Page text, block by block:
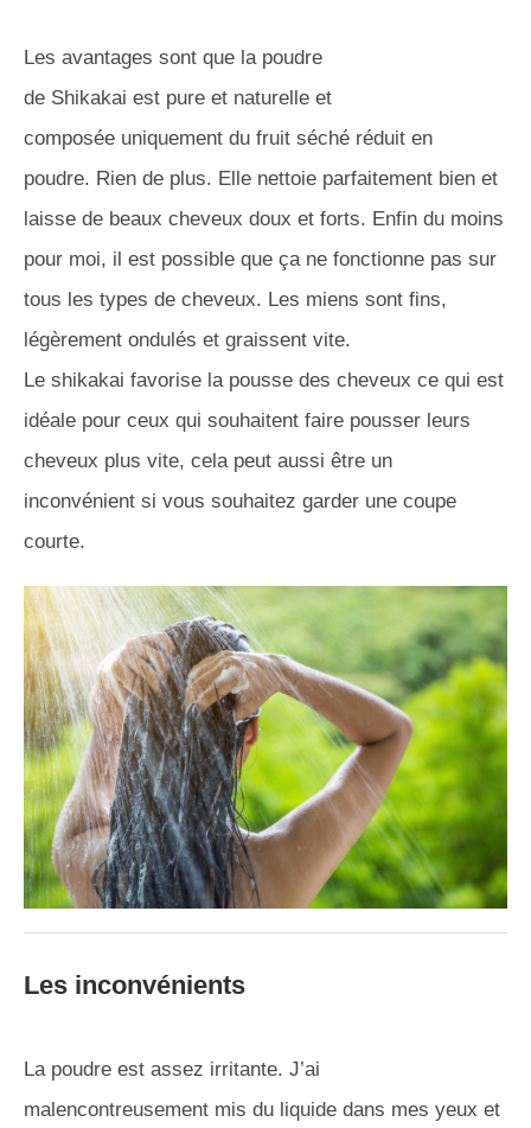
Les avantages sont que la poudre
de Shikakai est pure et naturelle et
composée uniquement du fruit séché réduit en
poudre. Rien de plus. Elle nettoie parfaitement bien et
laisse de beaux cheveux doux et forts. Enfin du moins
pour moi, il est possible que ça ne fonctionne pas sur
tous les types de cheveux. Les miens sont fins,
légèrement ondulés et graissent vite.
Le shikakai favorise la pousse des cheveux ce qui est
idéale pour ceux qui souhaitent faire pousser leurs
cheveux plus vite, cela peut aussi être un
inconvénient si vous souhaitez garder une coupe
courte.
Les inconvénients
La poudre est assez irritante. J’ai
malencontreusement mis du liquide dans mes yeux et